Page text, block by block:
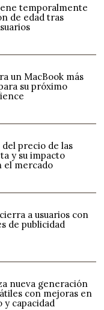
temporalmente
de edad tras
un MacBook más
su próximo
precio de las
y su impacto
el mercado
a usuarios con
de publicidad
nueva generación
con mejoras en
capacidad